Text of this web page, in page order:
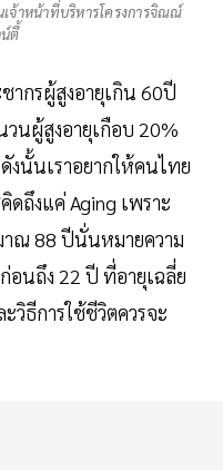
จ้าหน้าที่บริหารโครงการจิณณ์
น์ตี้
ากรผู้สูงอายุเกิน 60ปี
นผู้สูงอายุเกือบ 20%
งนั้นเราอยากให้คนไทย
ดถึงแค่ Aging เพราะ
ณ 88 ปีนั่นหมายความ
อนถึง 22 ปี ที่อายุเฉลี่ย
วิธีการใช้ชีวิตควรจะ